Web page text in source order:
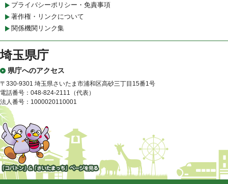
プライバシーポリシー・免責事項
著作権・リンクについて
関係機関リンク集
埼玉県庁
県庁へのアクセス
〒330-9301 埼玉県さいたま市浦和区高砂三丁目15番1号
電話番号：048-824-2111（代表）
法人番号：1000020110001
「コバトン」&「さいたまっ